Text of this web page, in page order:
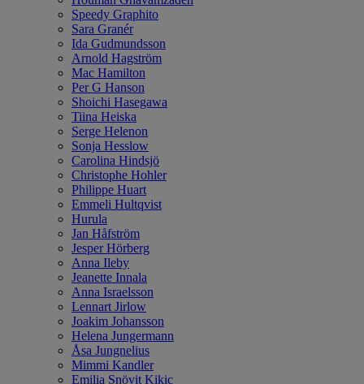
Speedy Graphito
Sara Granér
Ida Gudmundsson
Arnold Hagström
Mac Hamilton
Per G Hanson
Shoichi Hasegawa
Tiina Heiska
Serge Helenon
Sonja Hesslow
Carolina Hindsjö
Christophe Hohler
Philippe Huart
Emmeli Hultqvist
Hurula
Jan Håfström
Jesper Hörberg
Anna Ileby
Jeanette Innala
Anna Israelsson
Lennart Jirlow
Joakim Johansson
Helena Jungermann
Åsa Jungnelius
Mimmi Kandler
Emilia Snövit Kikic